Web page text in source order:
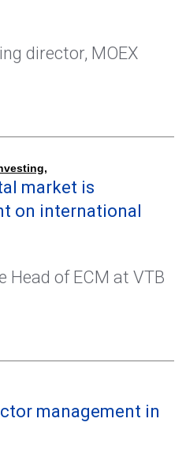
director, MOEX
,
market is
on international
Head of ECM at VTB
management in